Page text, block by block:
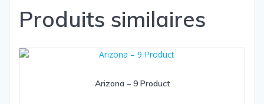
Produits similaires
Arizona – 9 Product